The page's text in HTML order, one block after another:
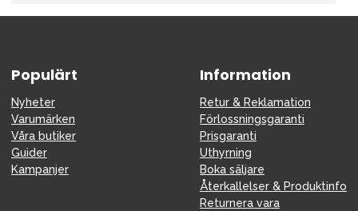
Populärt
Nyheter
Varumärken
Våra butiker
Guider
Kampanjer
Information
Retur & Reklamation
Förlossningsgaranti
Prisgaranti
Uthyrning
Boka säljare
Återkallelser & Produktinfo
Returnera vara
Tillbehör
Kampanjer
Presenttips
Våra favoriter
Varumärken